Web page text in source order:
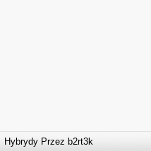
Hybrydy Przez b2rt3k